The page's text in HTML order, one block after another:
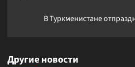
В Туркменистане
Другие новости